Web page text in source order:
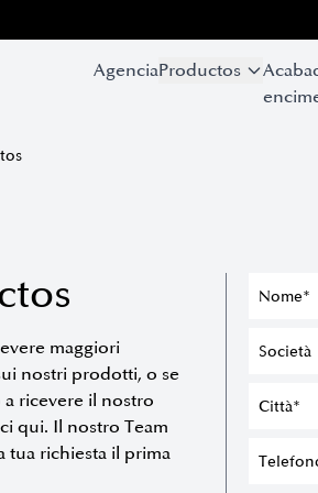
AgenciaProductos
AgenciaProductos
maggiori
nostri prodotti, o se
a ricevere il nostro
qui. Il nostro Team
tua richiesta il prima